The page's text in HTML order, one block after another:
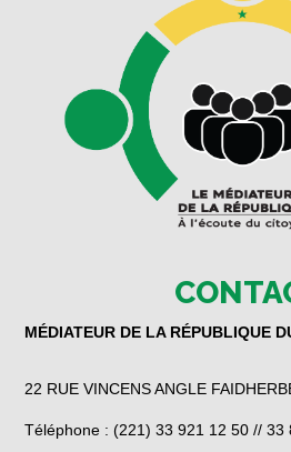
MÉDIATEUR DE LA RÉPUBLIQUE
22 RUE VINCENS ANGLE
Téléphone : (221) 33 921 12 50 // 33